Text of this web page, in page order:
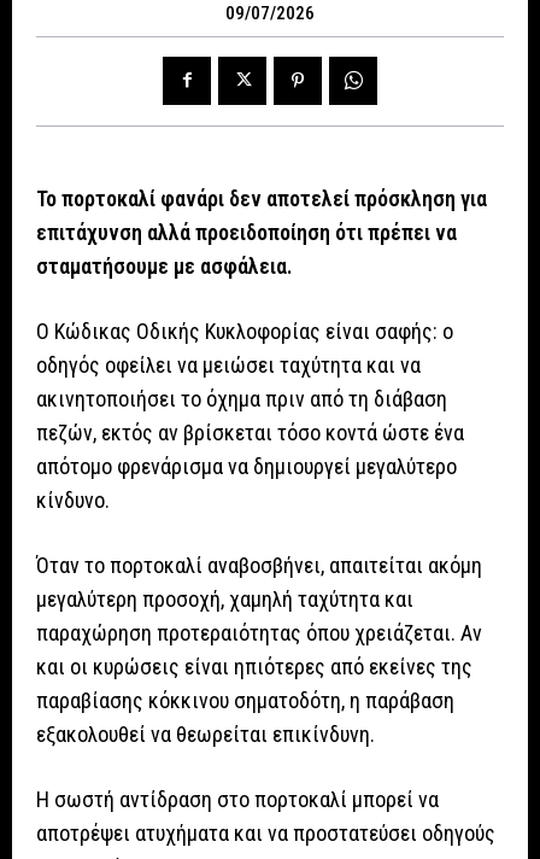
09/07/2026
Το πορτοκαλί φανάρι δεν αποτελεί πρόσκληση για
επιτάχυνση αλλά προειδοποίηση ότι πρέπει να
σταματήσουμε με ασφάλεια.
Ο Κώδικας Οδικής Κυκλοφορίας είναι σαφής: ο
οδηγός οφείλει να μειώσει ταχύτητα και να
ακινητοποιήσει το όχημα πριν από τη διάβαση
πεζών, εκτός αν βρίσκεται τόσο κοντά ώστε ένα
απότομο φρενάρισμα να δημιουργεί μεγαλύτερο
κίνδυνο.
Όταν το πορτοκαλί αναβοσβήνει, απαιτείται ακόμη
μεγαλύτερη προσοχή, χαμηλή ταχύτητα και
παραχώρηση προτεραιότητας όπου χρειάζεται. Αν
και οι κυρώσεις είναι ηπιότερες από εκείνες της
παραβίασης κόκκινου σηματοδότη, η παράβαση
εξακολουθεί να θεωρείται επικίνδυνη.
Η σωστή αντίδραση στο πορτοκαλί μπορεί να
αποτρέψει ατυχήματα και να προστατεύσει οδηγούς